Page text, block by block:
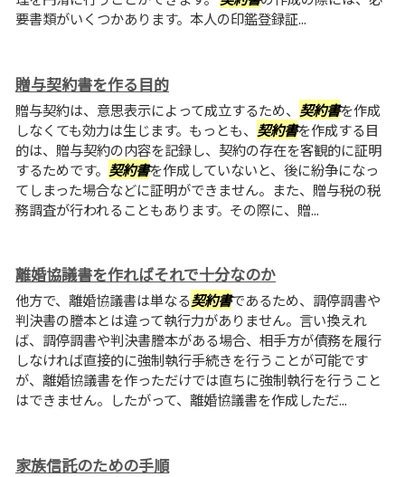
要書類がいくつかあります。本人の印鑑登録証...
贈与契約書を作る目的
贈与契約は、意思表示によって成立するため、 契約書を作成
しなくても効力は生じます。もっとも、 契約書を作成する目
的は、贈与契約の内容を記録し、契約の存在を客観的に証明
するためです。 契約書を作成していないと、後に紛争になっ
てしまった場合などに証明ができません。また、贈与税の税
務調査が行われることもあります。その際に、贈...
離婚協議書を作ればそれで十分なのか
他方で、離婚協議書は単なる契約書であるため、調停調書や
判決書の謄本とは違って執行力がありません。言い換えれ
ば、調停調書や判決書謄本がある場合、相手方が債務を履行
しなければ直接的に強制執行手続きを行うことが可能です
が、離婚協議書を作っただけでは直ちに強制執行を行うこと
はできません。したがって、離婚協議書を作成しただ...
家族信託のための手順